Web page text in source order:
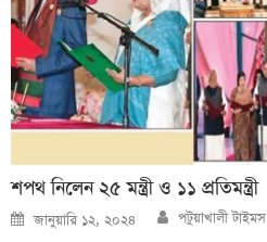
শপথ নিলেন ২৫ মন্ত্রী ও ১১ প্রতিমন্ত্রী
Posted
on
জানুয়ারি ১২, ২০২৪ Author
পটুয়াখালী টাইমস